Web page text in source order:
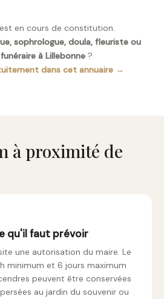
en cours de constitution.
sophrologue, doula, fleuriste ou
à Lillebonne ?
dans cet annuaire →
à proximité de
qu'il faut prévoir
une autorisation du maire. Le
minimum et 6 jours maximum
peuvent être conservées
au jardin du souvenir ou